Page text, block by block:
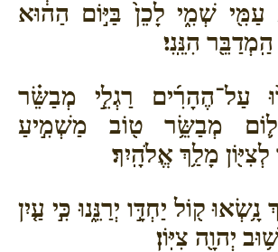
עַמִּ֖י שְׁמִ֑י לָכֵן֙ בַּיּ֣וֹם הַה֔וּא
הִנֵּֽנִי׃
עַל־הֶהָרִ֜ים רַגְלֵ֣י מְבַשֵּׂ֗ר
מְבַשֵּׂ֥ר ט֖וֹב מַשְׁמִ֣יעַ
מָלַ֥ךְ אֱלֹהָֽיִךְ׃
נָ֥שְׂאוּ ק֖וֹל יַחְדָּ֣ו יְרַנֵּ֑נוּ כִּ֣י עַ֤יִן
יְהוָ֖ה צִיּֽוֹן׃